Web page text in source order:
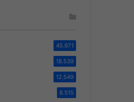
45.971
18.539
12.549
8.515